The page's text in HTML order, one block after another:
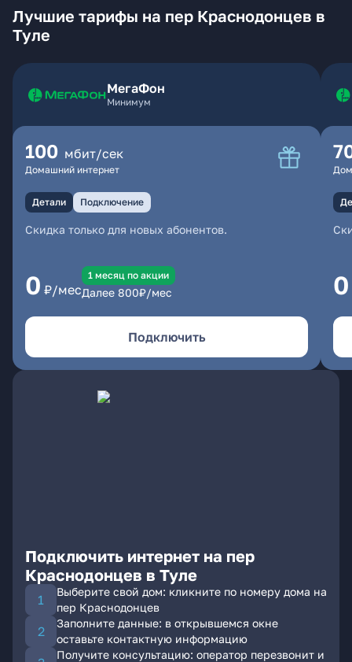
Лучшие тарифы на пер Краснодонцев в
Туле
МегаФон
Минимум
100 мбит/сек
Домашний интернет
Детали Подключение
Скидка только для новых абонентов.
0 ₽/мес
1 месяц по акции
Далее 800₽/мес
Подключить
0
Подключить интернет на пер
Краснодонцев в Туле
Выберите свой дом: кликните по номеру дома на
пер Краснодонцев
Заполните данные: в открывшемся окне
оставьте контактную информацию
Получите консультацию: оператор перезвонит и